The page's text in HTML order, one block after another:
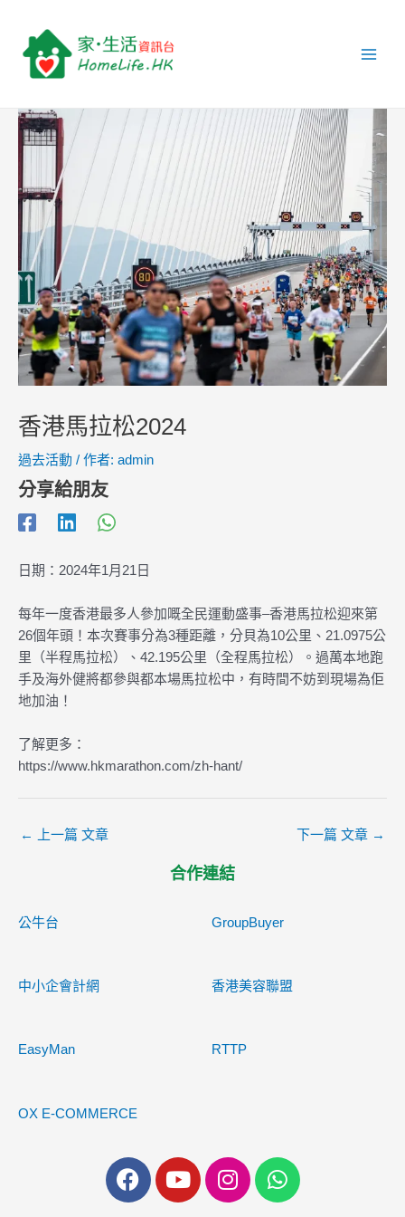
香港馬拉松2024
過去活動 / 作者: admin
分享給朋友
日期：2024年1月21日
每年一度香港最多人參加嘅全民運動盛事–香港馬拉松迎來第
26個年頭！本次賽事分為3種距離，分貝為10公里、21.0975公
里（半程馬拉松）、42.195公里（全程馬拉松）。過萬本地跑
手及海外健將都參與都本場馬拉松中，有時間不妨到現場為佢
地加油！
了解更多：
https://www.hkmarathon.com/zh-hant/
navigation
← 上一篇 文章 下一篇 文章 →
合作連結
公牛台 GroupBuyer
中小企會計網 香港美容聯盟
EasyMan RTTP
OX E-COMMERCE
F
a
Y
o
I
n
W
h